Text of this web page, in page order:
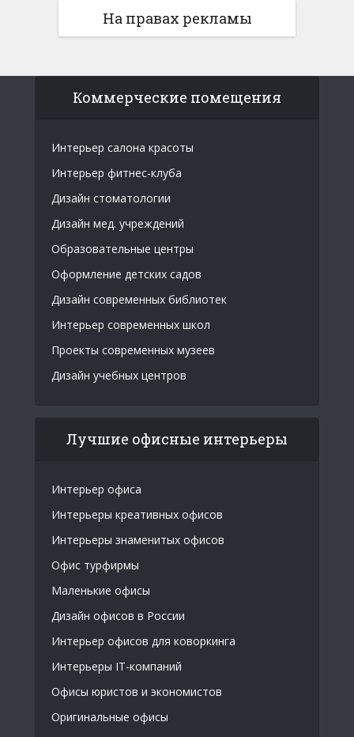
На правах рекламы
Коммерческие помещения
Интерьер салона красоты
Интерьер фитнес-клуба
Дизайн стоматологии
Дизайн мед. учреждений
Образовательные центры
Оформление детских садов
Дизайн современных библиотек
Интерьер современных школ
Проекты современных музеев
Дизайн учебных центров
Лучшие офисные интерьеры
Интерьер офиса
Интерьеры креативных офисов
Интерьеры знаменитых офисов
Офис турфирмы
Маленькие офисы
Дизайн офисов в России
Интерьер офисов для коворкинга
Интерьеры IT-компаний
Офисы юристов и экономистов
Оригинальные офисы